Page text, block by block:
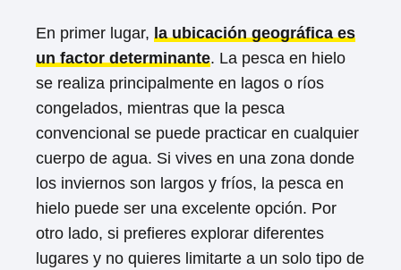
En primer lugar, la ubicación geográfica es
un factor determinante. La pesca en hielo
se realiza principalmente en lagos o ríos
congelados, mientras que la pesca
convencional se puede practicar en cualquier
cuerpo de agua. Si vives en una zona donde
los inviernos son largos y fríos, la pesca en
hielo puede ser una excelente opción. Por
otro lado, si prefieres explorar diferentes
lugares y no quieres limitarte a un solo tipo de